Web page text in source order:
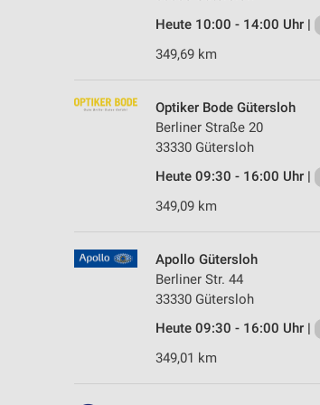
Heute 10:00 - 14:00 Uhr |
349,69 km
Optiker Bode Gütersloh
Berliner Straße 20
33330 Gütersloh
Heute 09:30 - 16:00 Uhr |
349,09 km
Apollo Gütersloh
Berliner Str. 44
33330 Gütersloh
Heute 09:30 - 16:00 Uhr |
349,01 km